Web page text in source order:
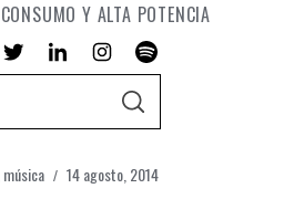
Y ALTA POTENCIA
S
C
H
música 14 agosto, 2014